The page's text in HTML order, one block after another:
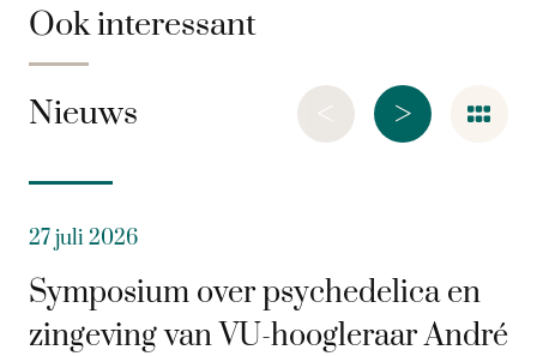
Ook interessant
Nieuws >
<
27 juli 2026
Symposium over psychedelica en
zingeving van VU-hoogleraar André